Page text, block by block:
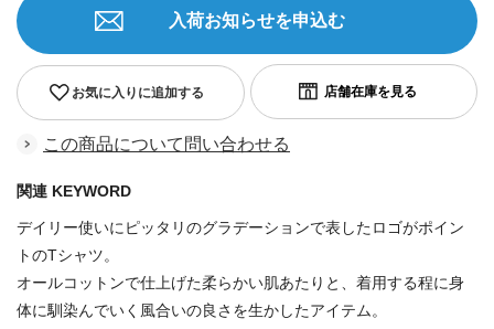
お気に入りに追加する
入荷お知らせを申込む
この商品について問い合わせる
関連 KEYWORD
デイリー使いにピッタリのグラデーションで表したロゴがポイン
トのTシャツ。
オールコットンで仕上げた柔らかい肌あたりと、着用する程に身
体に馴染んでいく風合いの良さを生かしたアイテム。